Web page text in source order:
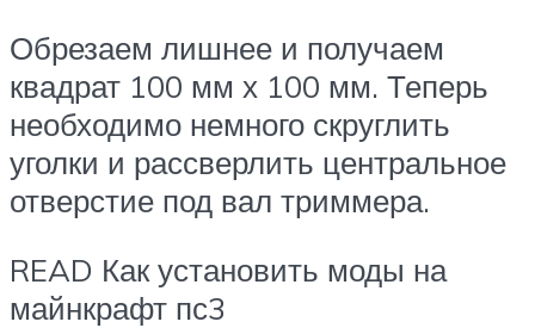
Обрезаем лишнее и получаем
квадрат 100 мм х 100 мм. Теперь
необходимо немного скруглить
уголки и рассверлить центральное
отверстие под вал триммера.
READ Как установить моды на
майнкрафт пс3